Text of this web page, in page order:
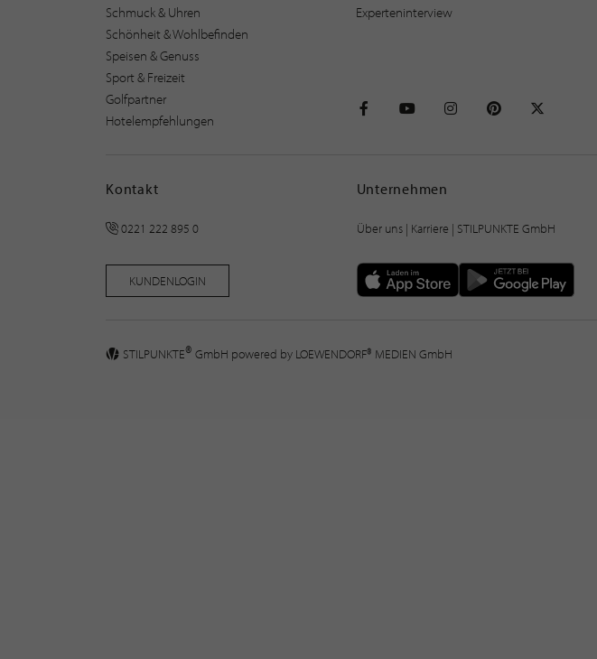
Schmuck & Uhren
Schönheit & Wohlbefinden
Speisen & Genuss
Sport & Freizeit
Golfpartner
Hotelempfehlungen
Experteninterview
Kontakt
0221 222 895 0
KUNDENLOGIN
Unternehmen
Über uns| Karriere | STILPUNKTE GmbH
STILPUNKTE® GmbH powered by LOEWENDORF® MEDIEN GmbH